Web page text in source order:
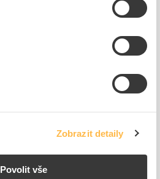
Zobrazit detaily
Povolit vše
Relé Weidmuller RIM 3
Kód ELFETEX